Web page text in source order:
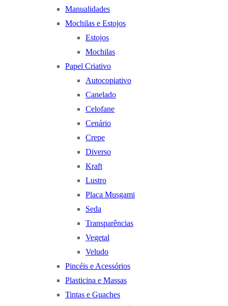
Manualidades
Mochilas e Estojos
Estojos
Mochilas
Papel Criativo
Autocopiativo
Canelado
Celofane
Cenário
Crepe
Diverso
Kraft
Lustro
Placa Musgami
Seda
Transparências
Vegetal
Veludo
Pincéis e Acessórios
Plasticina e Massas
Tintas e Guaches